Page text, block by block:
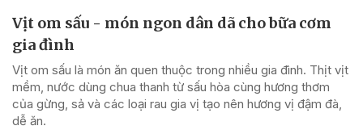
Vịt om sấu - món ngon dân dã cho bữa cơm
gia đình
Vịt om sấu là món ăn quen thuộc trong nhiều gia đình. Thịt vịt
mềm, nước dùng chua thanh từ sấu hòa cùng hương thơm
của gừng, sả và các loại rau gia vị tạo nên hương vị đậm đà,
dễ ăn.